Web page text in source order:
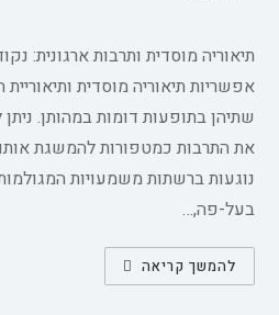
תיאוריה מוסדית ותרבות ארגונית:
אפשריות תיאוריה מוסדית
שתיהן בתופעות דומות במהותן.
את התרבות כמטפורות להמשגת
נוגעות ברשתות משמעויות
בעל-פה,…
להמשך קריאההרלוונטיות
של